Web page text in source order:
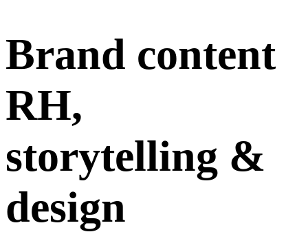
Brand content
RH,
storytelling &
design